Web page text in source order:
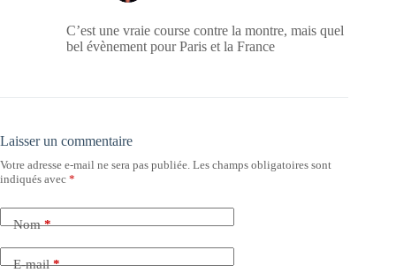
C’est une vraie course contre la montre, mais quel
bel évènement pour Paris et la France
Laisser un commentaire
Votre adresse e-mail ne sera pas publiée. Les champs obligatoires sont
indiqués avec *
Nom*
E-mail*